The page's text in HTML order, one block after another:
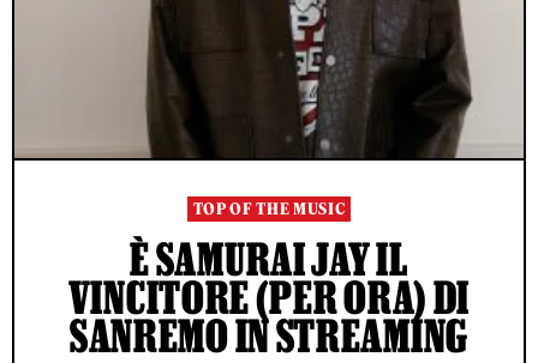
TOP OF THE MUSIC
È SAMURAI JAY IL
VINCITORE (PER ORA) DI
SANREMO IN STREAMING